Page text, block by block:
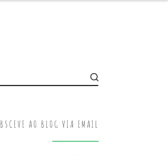
AO BLOG VIA EMAIL